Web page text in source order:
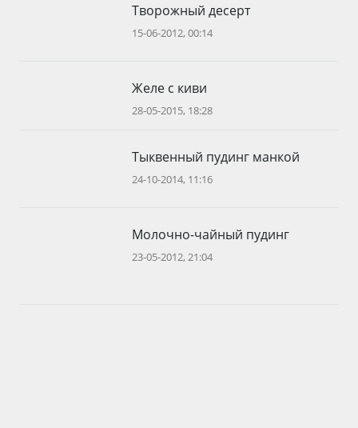
Творожный десерт
15-06-2012, 00:14
Желе с киви
28-05-2015, 18:28
Тыквенный пудинг манкой
24-10-2014, 11:16
Молочно-чайный пудинг
23-05-2012, 21:04